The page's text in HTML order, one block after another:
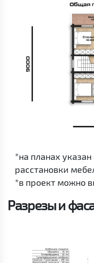
*на планах
расстановки
*в проект можно
Разрезы и